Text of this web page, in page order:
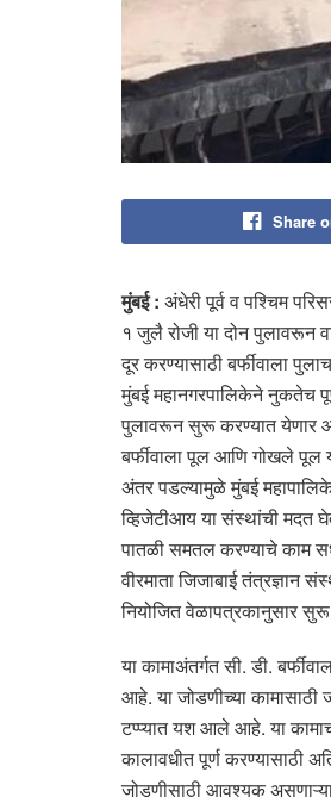
Share
मुंबई : अंधेरी पूर्व व पश्चिम
१ जुलै रोजी या दोन पुलावरून
दूर करण्यासाठी बर्फीवाला
मुंबई महानगरपालिकेने नुकतेच
पुलावरून सुरू करण्यात येणार
बर्फीवाला पूल आणि गोखले पूल
अंतर पडल्यामुळे मुंबई
व्हिजेटीआय या संस्थांची मदत
पातळी समतल करण्याचे काम
वीरमाता जिजाबाई
नियोजित वेळापत्रकानुसार
या कामाअंतर्गत सी. डी.
आहे. या जोडणीच्या कामासाठी
टप्प्यात यश आले आहे. या
कालावधीत पूर्ण करण्यासाठी
जोडणीसाठी आवश्यक